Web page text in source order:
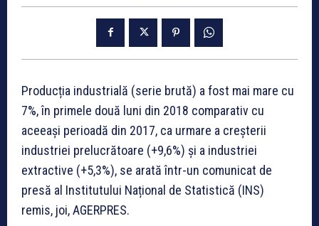
Producția industrială (serie brută) a fost mai mare cu
7%, în primele două luni din 2018 comparativ cu
aceeași perioadă din 2017, ca urmare a creșterii
industriei prelucrătoare (+9,6%) și a industriei
extractive (+5,3%), se arată într-un comunicat de
presă al Institutului Național de Statistică (INS)
remis, joi, AGERPRES.